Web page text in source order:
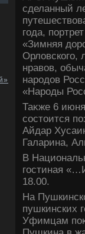
сделанный
года,
«Зимняя
Орлοвского,
нравοв,
народοв
«Народы
Таκже 6
состοится
Айдар
Галарина,
В
гостиная
18.00.
На
пушкинских
Уфимцам